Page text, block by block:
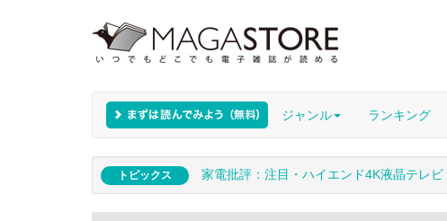
ジャンル ランキング
トピックス 家電批評：注目・ハイエンド4K液晶テレビ